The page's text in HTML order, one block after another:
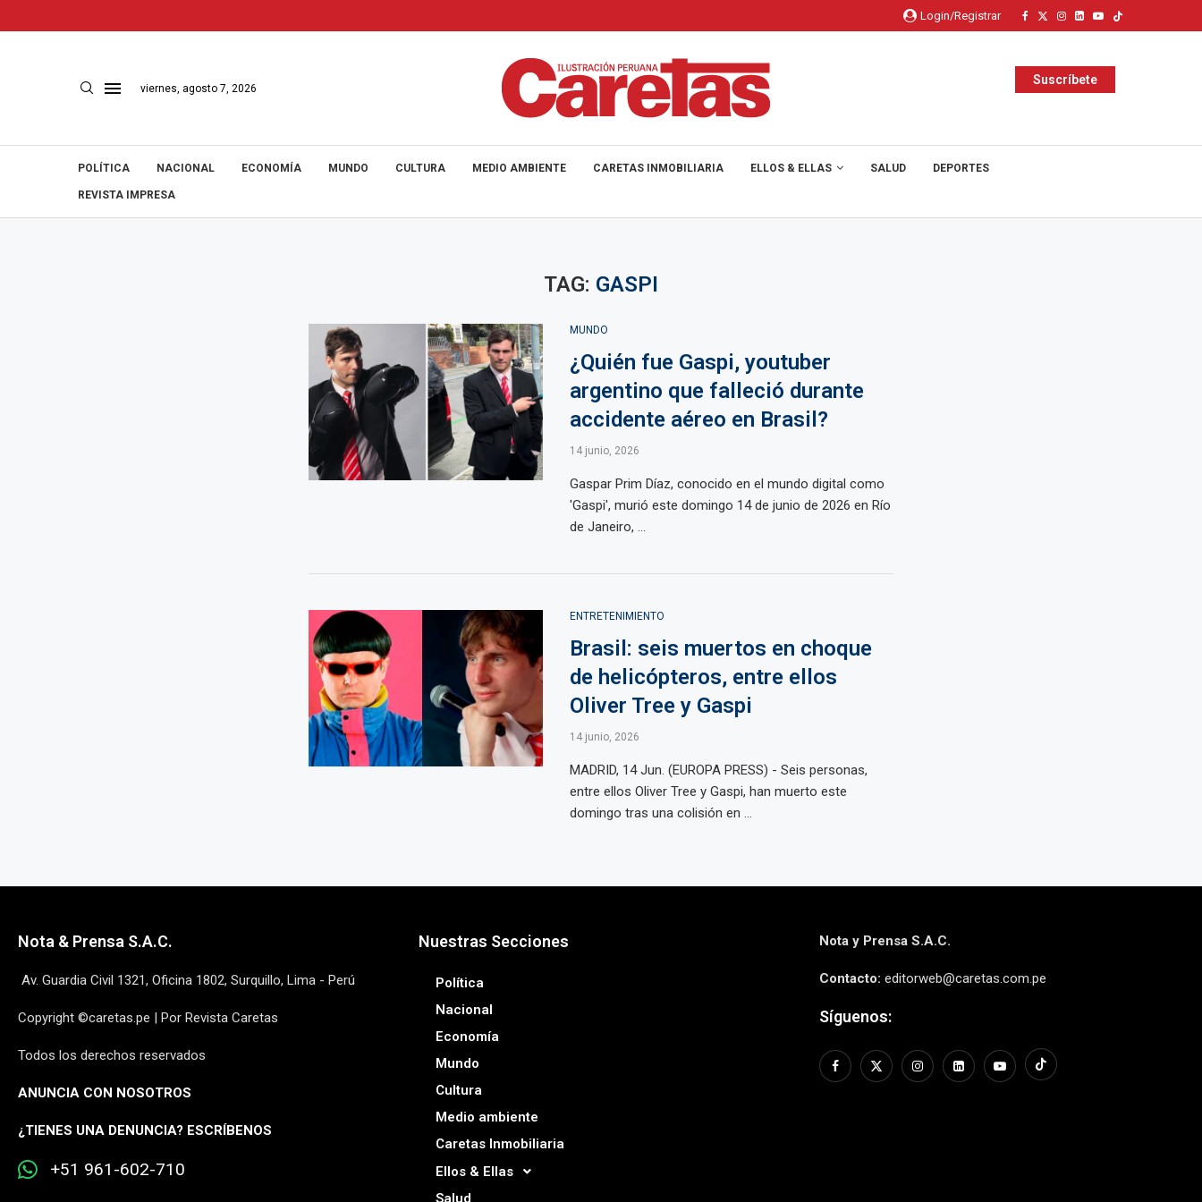
Login/Registrar
viernes, agosto 7, 2026
Suscríbete
POLÍTICA NACIONAL ECONOMÍA MUNDO CULTURA MEDIO AMBIENTE CARETAS INMOBILIARIA ELLOS & ELLAS SALUD DEPORTES
REVISTA IMPRESA
TAG: GASPI
MUNDO
¿Quién fue Gaspi, youtuber
argentino que falleció durante
accidente aéreo en Brasil?
14 junio, 2026
Gaspar Prim Díaz, conocido en el mundo digital como
'Gaspi', murió este domingo 14 de junio de 2026 en Río
de Janeiro, ...
ENTRETENIMIENTO
Brasil: seis muertos en choque
de helicópteros, entre ellos
Oliver Tree y Gaspi
14 junio, 2026
MADRID, 14 Jun. (EUROPA PRESS) - Seis personas,
entre ellos Oliver Tree y Gaspi, han muerto este
domingo tras una colisión en ...
Nota & Prensa S.A.C.
Av. Guardia Civil 1321, Oficina 1802, Surquillo, Lima - Perú
Copyright ©caretas.pe | Por Revista Caretas
Todos los derechos reservados
ANUNCIA CON NOSOTROS
¿TIENES UNA DENUNCIA? ESCRÍBENOS
+51 961-602-710
Nuestras Secciones
Política
Nacional
Economía
Mundo
Cultura
Medio ambiente
Caretas Inmobiliaria
Ellos & Ellas
Salud
Nota y Prensa S.A.C.
Contacto: editorweb@caretas.com.pe
Síguenos: